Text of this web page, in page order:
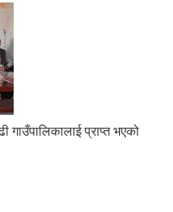
प्राप्त भएको